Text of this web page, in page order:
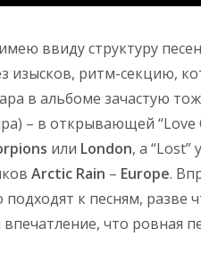
ввиду структуру
изысков, ритм-секцию,
в альбоме зачастую
– в открывающей
или London, а
Arctic Rain – Europe.
к песням, разве
что ровная